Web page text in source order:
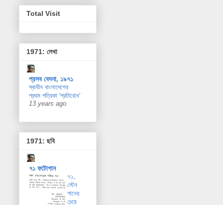
Total Visit
1971: লেখা
প্রসব বেদনা, ১৯৭১
স্বাধীন বাংলাদেশের
প্রথম পত্রিকা 'প্রতিরোধ'
13 years ago
1971: ছবি
৭১ ফটোগান
৭১,
স্টেন
গানের
চেয়ে